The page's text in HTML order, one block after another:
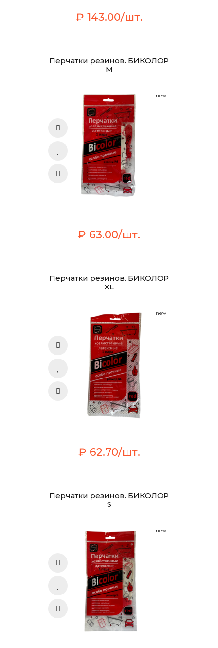
₽ 143.00/шт.
Перчатки резинов. БИКОЛОР
М
new
₽ 63.00/шт.
Перчатки резинов. БИКОЛОР
XL
new
₽ 62.70/шт.
Перчатки резинов. БИКОЛОР
S
new